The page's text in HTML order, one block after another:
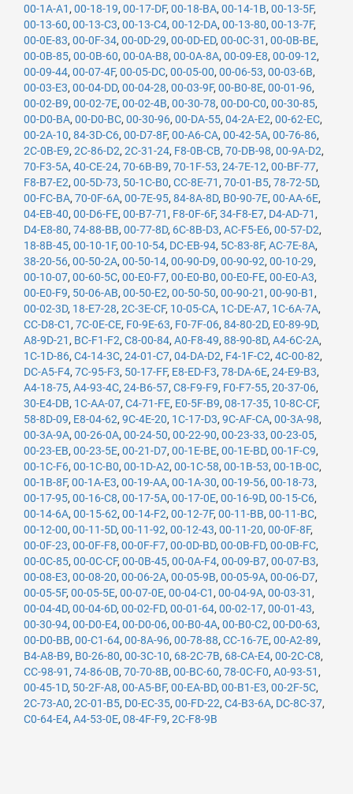
00-1A-A1 , 00-18-19, 00-17-DF, 00-18-BA, 00-14-1B, 00-13-5F,
00-13-60, 00-13-C3, 00-13-C4, 00-12-DA, 00-13-80, 00-13-7F,
00-0E-83, 00-0F-34, 00-0D-29, 00-0D-ED, 00-0C-31 , 00-0B-BE,
00-0B-85, 00-0B-60, 00-0A-B8, 00-0A-8A, 00-09-E8, 00-09-12,
00-09-44, 00-07-4F, 00-05-DC, 00-05-00, 00-06-53, 00-03-6B,
00-03-E3, 00-04-DD, 00-04-28, 00-03-9F, 00-B0-8E, 00-01-96,
00-02-B9, 00-02-7E, 00-02-4B, 00-30-78, 00-D0-C0, 00-30-85,
00-D0-BA, 00-D0-BC, 00-30-96, 00-DA-55, 04-2A-E2, 00-62-EC,
00-2A-10, 84-3D-C6, 00-D7-8F, 00-A6-CA, 00-42-5A, 00-76-86,
2C-0B-E9, 2C-86-D2, 2C-31-24, F8-0B-CB, 70-DB-98, 00-9A-D2,
70-F3-5A, 40-CE-24, 70-6B-B9, 70-1F-53, 24-7E-12, 00-BF-77,
F8-B7-E2, 00-5D-73, 50-1C-B0, CC-8E-71 , 70-01-B5, 78-72-5D,
00-FC-BA, 70-0F-6A, 00-7E-95, 84-8A-8D, B0-90-7E, 00-AA-6E,
04-EB-40, 00-D6-FE, 00-B7-71 , F8-0F-6F, 34-F8-E7, D4-AD-71 ,
D4-E8-80, 74-88-BB, 00-77-8D, 6C-8B-D3, AC-F5-E6, 00-57-D2,
18-8B-45, 00-10-1F, 00-10-54, DC-EB-94, 5C-83-8F, AC-7E-8A,
38-20-56, 00-50-2A, 00-50-14, 00-90-D9, 00-90-92, 00-10-29,
00-10-07, 00-60-5C, 00-E0-F7, 00-E0-B0, 00-E0-FE, 00-E0-A3,
00-E0-F9, 50-06-AB, 00-50-E2, 00-50-50, 00-90-21 , 00-90-B1 ,
00-02-3D, 18-E7-28, 2C-3E-CF, 10-05-CA, 1C-DE-A7, 1C-6A-7A,
CC-D8-C1 , 7C-0E-CE, F0-9E-63, F0-7F-06, 84-80-2D, E0-89-9D,
A8-9D-21 , BC-F1-F2, C8-00-84, A0-F8-49, 88-90-8D, A4-6C-2A,
1C-1D-86, C4-14-3C, 24-01-C7, 04-DA-D2, F4-1F-C2, 4C-00-82,
DC-A5-F4, 7C-95-F3, 50-17-FF, E8-ED-F3, 78-DA-6E, 24-E9-B3,
A4-18-75, A4-93-4C, 24-B6-57, C8-F9-F9, F0-F7-55, 20-37-06,
30-E4-DB, 1C-AA-07, C4-71-FE, E0-5F-B9, 08-17-35, 10-8C-CF,
58-8D-09, E8-04-62, 9C-4E-20, 1C-17-D3, 9C-AF-CA, 00-3A-98,
00-3A-9A, 00-26-0A, 00-24-50, 00-22-90, 00-23-33, 00-23-05,
00-23-EB, 00-23-5E, 00-21-D7, 00-1E-BE, 00-1E-BD, 00-1F-C9,
00-1C-F6, 00-1C-B0, 00-1D-A2, 00-1C-58, 00-1B-53, 00-1B-0C,
00-1B-8F, 00-1A-E3, 00-19-AA, 00-1A-30, 00-19-56, 00-18-73,
00-17-95, 00-16-C8, 00-17-5A, 00-17-0E, 00-16-9D, 00-15-C6,
00-14-6A, 00-15-62, 00-14-F2, 00-12-7F, 00-11-BB, 00-11-BC,
00-12-00, 00-11-5D, 00-11-92, 00-12-43, 00-11-20, 00-0F-8F,
00-0F-23, 00-0F-F8, 00-0F-F7, 00-0D-BD, 00-0B-FD, 00-0B-FC,
00-0C-85, 00-0C-CF, 00-0B-45, 00-0A-F4, 00-09-B7, 00-07-B3,
00-08-E3, 00-08-20, 00-06-2A, 00-05-9B, 00-05-9A, 00-06-D7,
00-05-5F, 00-05-5E, 00-07-0E, 00-04-C1 , 00-04-9A, 00-03-31 ,
00-04-4D, 00-04-6D, 00-02-FD, 00-01-64, 00-02-17, 00-01-43,
00-30-94, 00-D0-E4, 00-D0-06, 00-B0-4A, 00-B0-C2, 00-D0-63,
00-D0-BB, 00-C1-64, 00-8A-96, 00-78-88, CC-16-7E, 00-A2-89,
B4-A8-B9, B0-26-80, 00-3C-10, 68-2C-7B, 68-CA-E4, 00-2C-C8,
CC-98-91 , 74-86-0B, 70-70-8B, 00-BC-60, 78-0C-F0, A0-93-51 ,
00-45-1D, 50-2F-A8, 00-A5-BF, 00-EA-BD, 00-B1-E3, 00-2F-5C,
2C-73-A0, 2C-01-B5, D0-EC-35, 00-FD-22, C4-B3-6A, DC-8C-37,
C0-64-E4, A4-53-0E, 08-4F-F9, 2C-F8-9B